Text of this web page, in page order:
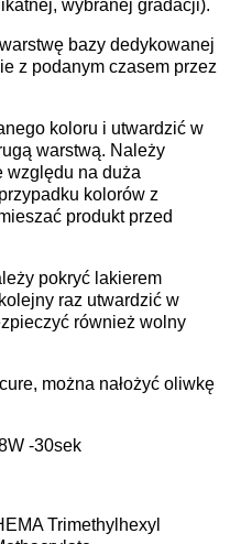
wybranej gradacji).
bazy dedykowanej
z podanym czasem przez
koloru i utwardzić w
warstwą. Należy
względu na duża
kolorów z
produkt przed
pokryć lakierem
raz utwardzić w
również wolny
można nałożyć oliwkę
-30sek
Trimethylhexyl